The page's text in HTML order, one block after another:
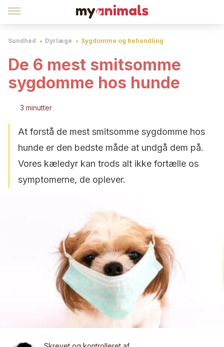
Sundhed Dyrlæge Sygdomme og behandling
De 6 mest smitsomme
sygdomme hos hunde
3 minutter
At forstå de mest smitsomme sygdomme hos
hunde er den bedste måde at undgå dem på.
Vores kæledyr kan trods alt ikke fortælle os
symptomerne, de oplever.